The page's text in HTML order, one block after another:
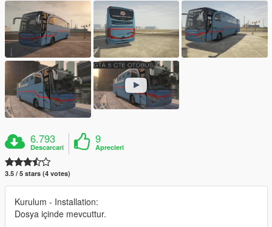
6.793
Descarcari
9
Aprecieri
3.5 / 5 stars (4 votes)
Kurulum - Installation:
Dosya içinde mevcuttur.